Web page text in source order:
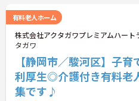
有料老人ホーム
株式会社アクタガワプレミアムハート
タガワ
【静岡市／駿河区】子
利厚生◎介護付き有料老
集です♪